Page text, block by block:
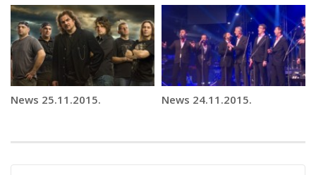
News 25.11.2015. News 24.11.2015.